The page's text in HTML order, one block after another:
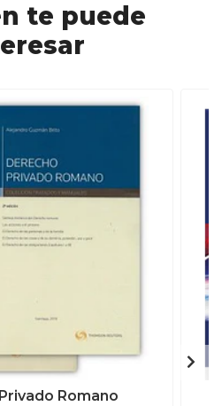
te puede
Romano